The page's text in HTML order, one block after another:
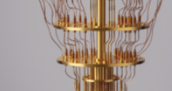
ausgerufen hat. Doch nun
Forschungsgruppe um